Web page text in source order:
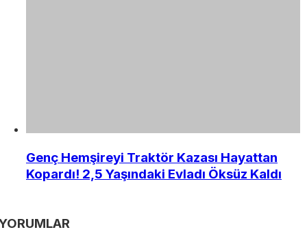
Genç Hemşireyi Traktör Kazası Hayattan
Kopardı! 2,5 Yaşındaki Evladı Öksüz Kaldı